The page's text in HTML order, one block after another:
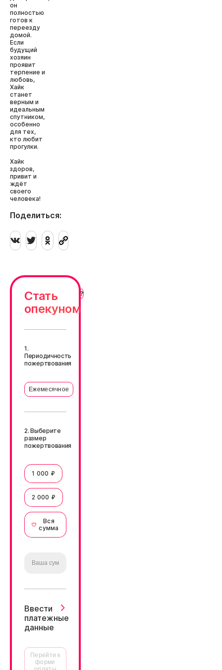
он
полностью
готов к
переезду
домой.
Если
будущий
хозяин
проявит
терпение и
любовь,
Хайк
станет
верным и
идеальным
спутником,
особенно
для тех,
кто любит
прогулки.
Хайк
здоров,
привит и
ждёт
своего
человека!
Поделиться:
Стать
опекуном
1.
Периодичность
пожертвования
Ежемесячное
2. Выберите
размер
пожертвования
1 000 ₽
2 000 ₽
Вся
сумма
Ввести
платежные
данные
Перейти к
форме